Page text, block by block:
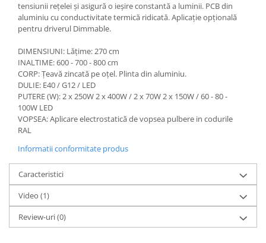
tensiunii rețelei și asigură o ieșire constantă a luminii. PCB din
aluminiu cu conductivitate termică ridicată. Aplicație opțională
pentru driverul Dimmable.
DIMENSIUNI: Lățime: 270 cm
INALTIME: 600 - 700 - 800 cm
CORP: Țeavă zincată pe oțel. Plinta din aluminiu.
DULIE: E40 / G12 / LED
PUTERE (W): 2 x 250W 2 x 400W / 2 x 70W 2 x 150W / 60 - 80 -
100W LED
VOPSEA: Aplicare electrostatică de vopsea pulbere in codurile
RAL
Informatii conformitate produs
Caracteristici
Video (1)
Review-uri(0)